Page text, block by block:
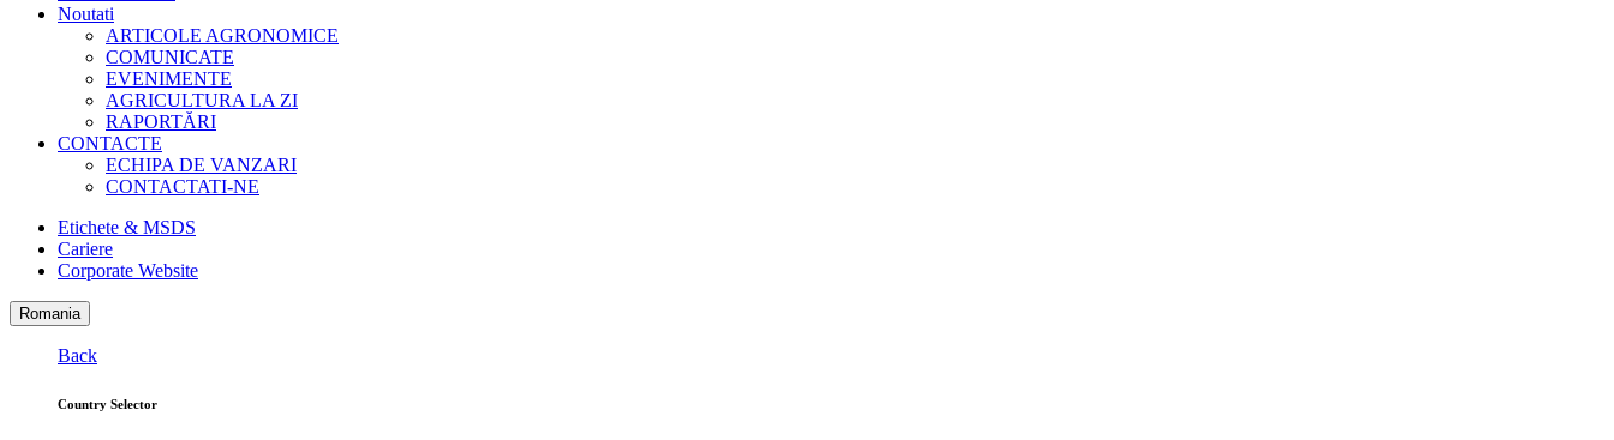
Noutati
ARTICOLE AGRONOMICE
COMUNICATE
EVENIMENTE
AGRICULTURA LA ZI
RAPORTĂRI
CONTACTE
ECHIPA DE VANZARI
CONTACTATI-NE
Etichete & MSDS
Cariere
Corporate Website
Romania
Back
Country Selector